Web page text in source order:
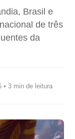
Brasil e
de três
da
• 3 min de leitura